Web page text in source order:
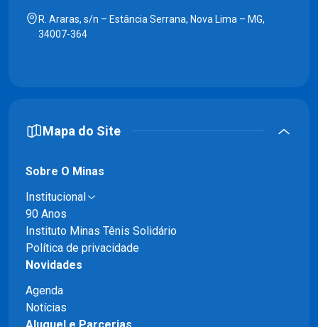
R. Araras, s/n – Estância Serrana, Nova Lima – MG,
34007-364
Mapa do Site
Sobre O Minas
Institucional
90 Anos
Instituto Minas Tênis Solidário
Política de privacidade
Novidades
Agenda
Notícias